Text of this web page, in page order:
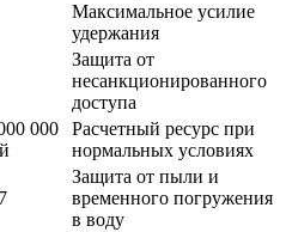
Максимальное усилие
удержания
Защита от
несанкционированного
доступа
000
Расчетный ресурс при
нормальных условиях
Защита от пыли и
временного погружения
в воду